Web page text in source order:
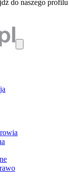
otwiera się w nowej karcie
do naszego